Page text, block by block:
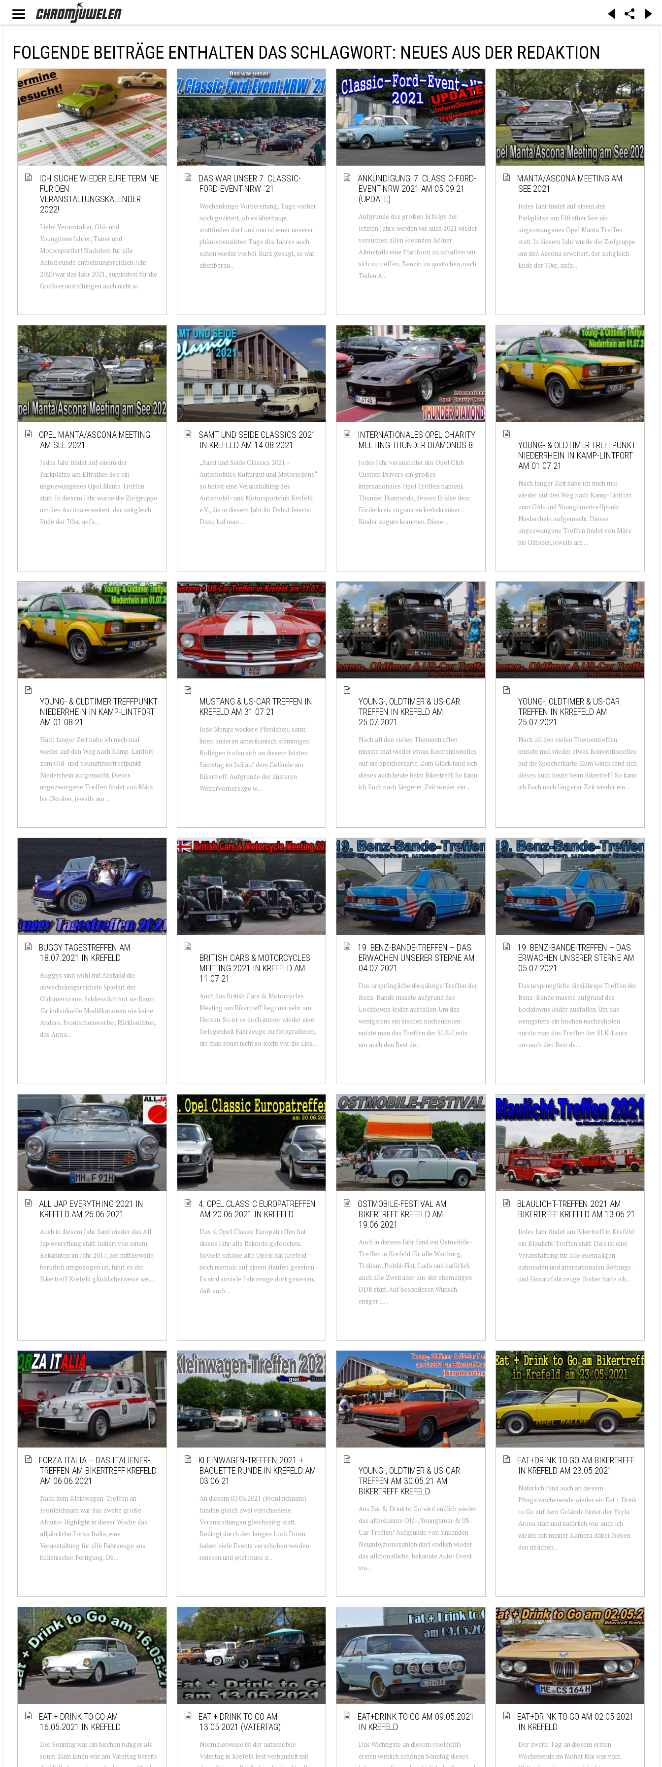
FOLGENDE BEITRÄGE ENTHALTEN DAS SCHLAGWORT: NEUES AUS DER REDAKTION
ICH SUCHE WIEDER EURE TERMINE
FÜR DEN
VERANSTALTUNGSKALENDER
2022!
Liebe Veranstalter, Old- und
Youngtimerfahrer, Tuner und
Motorsportler! Nachdem für alle
Autofreunde entbehrungsreichen Jahr
2020 war das Jahr 2021, zumindest für die
Großveranstaltungen auch nicht w...
DAS WAR UNSER 7. CLASSIC-
FORD-EVENT-NRW `21
Wochenlange Vorbereitung, Tage vorher
noch gezittert, ob es überhaupt
stattfinden darf und nun ist einer unserer
phänomenalsten Tage des Jahres auch
schon wieder vorbei. Kurz gesagt, es war
atemberau...
ANKÜNDIGUNG: 7. CLASSIC-FORD-
EVENT-NRW 2021 AM 05.09.21
(UPDATE)
Aufgrunde des großen Erfolgs der
letzten Jahre werden wir auch 2021 wieder
versuchen allen Freunden Kölner
Altmetalls eine Plattform zu schaffen um
sich zu treffen, Benzin zu quatschen, nach
Teilen A...
MANTA/ASCONA MEETING AM
SEE 2021
Jedes Jahr findet auf einem der
Parkplätze am Elfrather See ein
ungezwungenes Opel Manta Treffen
statt. In diesem Jahr wurde die Zielgruppe
um den Ascona erweitert, der zeitgleich
Ende der 70er, anfa...
OPEL MANTA/ASCONA MEETING
AM SEE 2021
Jedes Jahr findet auf einem der
Parkplätze am Elfrather See ein
ungezwungenes Opel Manta Treffen
statt. In diesem Jahr wurde die Zielgruppe
um den Ascona erweitert, der zeitgleich
Ende der 70er, anfa...
SAMT UND SEIDE CLASSICS 2021
IN KREFELD AM 14.08.2021
„Samt und Seide Classics 2021 –
Automobiles Kulturgut und Motorjedöns“
so heisst eine Veranstaltung des
Automobil- und Motorsportclub Krefeld
e.V., die in diesem Jahr ihr Debut feierte.
Dazu lud man ...
INTERNATIONALES OPEL CHARITY
MEETING THUNDER DIAMONDS 8
Jedes Jahr veranstaltet der Opel Club
Custom Drivers ein großes
internationales Opel Treffen namens
Thunder Diamonds, dessen Erlöse dem
Förderkreis zugunsten krebskranker
Kinder zugute kommen. Diese ...
YOUNG- & OLDTIMER TREFFPUNKT
NIEDERRHEIN IN KAMP-LINTFORT
AM 01.07.21
Nach langer Zeit habe ich mich mal
wieder auf den Weg nach Kamp-Lintfort
zum Old- und Youngtimertreffpunkt
Niederrhein aufgemacht. Dieses
ungezwungene Treffen findet von März
bis Oktober, jeweils am ...
YOUNG- & OLDTIMER TREFFPUNKT
NIEDERRHEIN IN KAMP-LINTFORT
AM 01.08.21
Nach langer Zeit habe ich mich mal
wieder auf den Weg nach Kamp-Lintfort
zum Old- und Youngtimertreffpunkt
Niederrhein aufgemacht. Dieses
ungezwungene Treffen findet von März
bis Oktober, jeweils am ...
MUSTANG & US-CAR TREFFEN IN
KREFELD AM 31.07.21
Jede Menge wackere Pferdchen, samt
ihren anderen amerikanisch stämmigen
Kollegen trafen sich an diesem letzten
Samstag im Juli auf dem Gelände am
Bikertreff. Aufgrunde der düsteren
Wettervorhersage w...
YOUNG-, OLDTIMER & US-CAR
TREFFEN IN KREFELD AM
25.07.2021
Nach all den vielen Thementreffen
musste mal wieder etwas Konventionelles
auf die Speicherkarte. Zum Glück fand sich
dieses auch heute beim Bikertreff. So kann
ich Euch nach längerer Zeit wieder ein ...
YOUNG-, OLDTIMER & US-CAR
TREFFEN IN KRREFELD AM
25.07.2021
Nach all den vielen Thementreffen
musste mal wieder etwas Konventionelles
auf die Speicherkarte. Zum Glück fand sich
dieses auch heute beim Bikertreff. So kann
ich Euch nach längerer Zeit wieder ein ...
BUGGY TAGESTREFFEN AM
18.07.2021 IN KREFELD
Buggys sind wohl mit Abstand die
abwechslungsreichste Spielart der
Oldtimerszene. Schliesslich bot sie Raum
für individuelle Modifikationen wie keine
Andere. Frontscheinwerfer, Rückleuchten,
das Arma...
BRITISH CARS & MOTORCYCLES
MEETING 2021 IN KREFELD AM
11.07.21
Auch das British Cars & Motorcycles
Meeting am Bikertreff liegt mir sehr am
Herzen. So ist es doch immer wieder eine
Gelegenheit Fahrzeuge zu fotografieren,
die man sonst nicht so leicht vor die Lins...
19. BENZ-BANDE-TREFFEN – DAS
ERWACHEN UNSERER STERNE AM
04.07.2021
Das ursprüngliche diesjährige Treffen der
Benz-Bande musste aufgrund des
Lockdowns leider ausfallen. Um das
wenigstens ein bischen nachzuholen
nutzte man das Treffen der SLK-Leute
um auch den Rest de...
19. BENZ-BANDE-TREFFEN – DAS
ERWACHEN UNSERER STERNE AM
05.07.2021
Das ursprüngliche diesjährige Treffen der
Benz-Bande musste aufgrund des
Lockdowns leider ausfallen. Um das
wenigstens ein bischen nachzuholen
nutzte man das Treffen der SLK-Leute
um auch den Rest de...
ALL JAP EVERYTHING 2021 IN
KREFELD AM 26.06.2021
Auch in diesem Jahr fand wieder das All
Jap everything statt. Initiert von einem
Bekannten im Jahr 2017, der mittlerweile
beruflich umgezogen ist, führt es der
Bikertreff Krefeld glücklicherweise wei...
4. OPEL CLASSIC EUROPATREFFEN
AM 20.06.2021 IN KREFELD
Das 4. Opel Classic Europatreffen hat
dieses Jahr alle Rekorde gebrochen.
Soviele schöne alte Opels hat Krefeld
noch niemals auf einem Haufen gesehen.
Es sind soviele Fahrzeuge dort gewesen,
daß auch...
OSTMOBILE-FESTIVAL AM
BIKERTREFF KREFELD AM
19.06.2021
Auch in diesem Jahr fand ein Ostmobile-
Treffen in Krefeld für alle Wartburg,
Trabant, Polski-Fiat, Lada und natürlich
auch alle Zweiräder aus der ehemaligen
DDR statt. Auf besonderen Wunsch
einiger L...
BLAULICHT-TREFFEN 2021 AM
BIKERTREFF KREFELD AM 13.06.21
Jedes Jahr findet am Bikertreff in Krefeld
ein Blaulicht-Treffen statt. Dies ist eine
Veranstaltung für alle ehemaligen
nationalen und internationalen Rettungs-
und Einsatzfahrzeuge. Bisher hatte ich...
FORZA ITALIA – DAS ITALIENER-
TREFFEN AM BIKERTREFF KREFELD
AM 06.06.2021
Nach dem Kleinwagen-Treffen an
Fronleichnam war das zweite große
Altauto-Highlight in dieser Woche das
alljährliche Forza Italia, eine
Veranstaltung für alle Fahrzeuge aus
italienischer Fertigung. Ob...
KLEINWAGEN-TREFFEN 2021 +
BAGUETTE-RUNDE IN KREFELD AM
03.06.21
An diesem 03.06.2021 (Fronleichnam)
fanden gleich zwei verschiedene
Veranstaltungen gleichzeitig statt.
Bedingt durch den langen Lock Down
haben viele Events verschoben werden
müssen und jetzt muss d...
YOUNG-, OLDTIMER & US-CAR
TREFFEN AM 30.05.21 AM
BIKERTREFF KREFELD
Aus Eat & Drink to Go wird endlich wieder
das altbekannte Old-, Youngtimer & US-
Car Treffen! Aufgrunde von sinkenden
Neuinfektionszahlen darf endlich wieder
das allmonatliche, bekannte Auto-Event
sta...
EAT+DRINK TO GO AM BIKERTREFF
IN KREFELD AM 23.05.2021
Natürlich fand auch an diesem
Pfingstwochenende wieder ein Eat + Drink
to Go auf dem Gelände hinter der Yayla
Arena statt und natürlich war auch ich
wieder mit meiner Kamera dabei. Neben
den üblichen...
EAT + DRINK TO GO AM
16.05.2021 IN KREFELD
Der Sonntag war ein bischen ruhiger als
sonst. Zum Einen war am Vatertag bereits
EAT + DRINK TO GO AM
13.05.2021 (VATERTAG)
Normalerweise ist der automobile
Vatertag in Krefeld fest verbandelt mit
EAT+DRINK TO GO AM 09.05.2021
IN KREFELD
Das Wichtigste an diesem (vieleicht)
ersten wirklich schönen Sonntag dieses
EAT+DRINK TO GO AM 02.05.2021
IN KREFELD.
Der zweite Tag an diesem ersten
Wochenende im Monat Mai war vom